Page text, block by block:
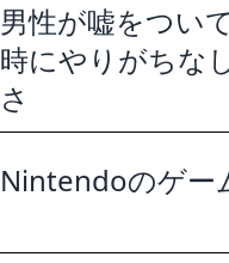
男性が嘘をつい
時にやりがちな
さ
Nintendoのゲー